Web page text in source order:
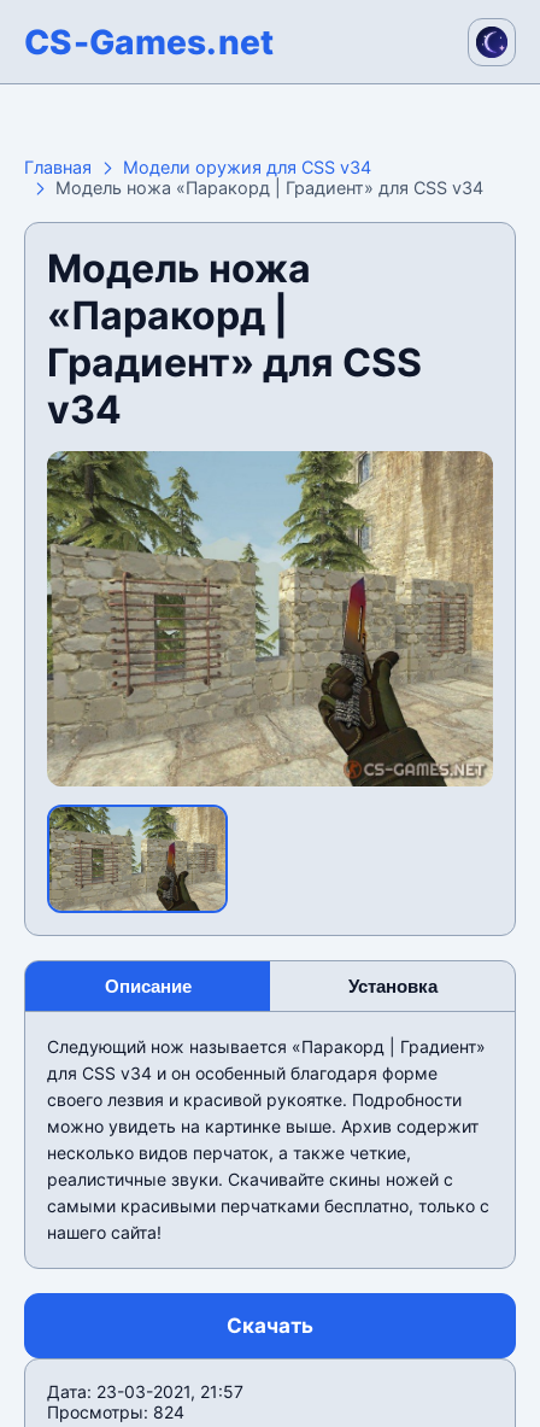
CS-Games.net
Главная
Модели оружия для CSS v34
Модель ножа «Паракорд | Градиент» для CSS v34
Модель ножа
«Паракорд |
Градиент» для CSS
v34
Описание Установка
Следующий нож называется «Паракорд | Градиент»
для CSS v34 и он особенный благодаря форме
своего лезвия и красивой рукоятке. Подробности
можно увидеть на картинке выше. Архив содержит
несколько видов перчаток, а также четкие,
реалистичные звуки. Скачивайте скины ножей с
самыми красивыми перчатками бесплатно, только с
нашего сайта!
Скачать
Дата: 23-03-2021, 21:57
Просмотры: 824